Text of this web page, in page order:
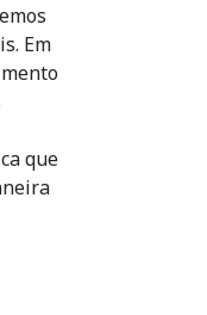
Em
que